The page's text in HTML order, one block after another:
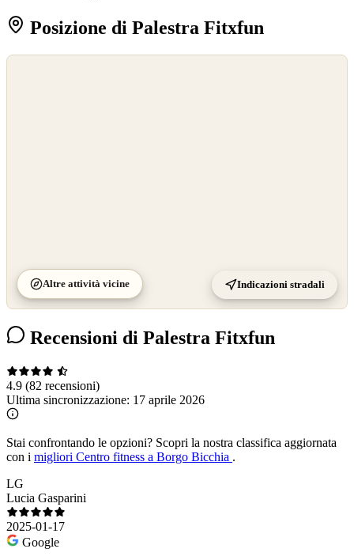
Posizione di Palestra Fitxfun
Altre attività vicine Indicazioni stradali
Recensioni di Palestra Fitxfun
4.9 (82 recensioni)
Ultima sincronizzazione: 17 aprile 2026
Stai confrontando le opzioni? Scopri la nostra classifica aggiornata
con i migliori Centro fitness a Borgo Bicchia .
LG
Lucia Gasparini
2025-01-17
Google